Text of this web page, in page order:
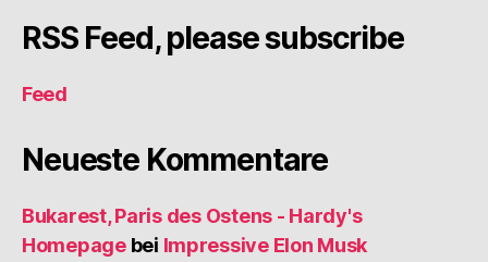
RSS Feed, please subscribe
Feed
Neueste Kommentare
Bukarest, Paris des Ostens - Hardy's
Homepagebei Impressive Elon Musk